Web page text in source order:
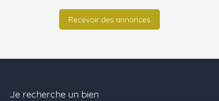
Recevoir des annonces
Je recherche un bien